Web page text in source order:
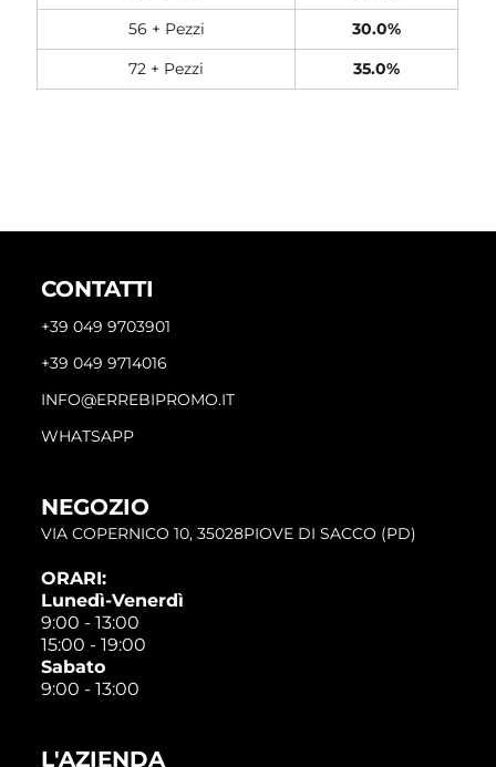
56 + Pezzi
30.0%
72 + Pezzi
35.0%
CONTATTI
+39 049 9703901
+39 049 9714016
INFO@ERREBIPROMO.IT
WHATSAPP
NEGOZIO
VIA COPERNICO 10, 35028PIOVE DI SACCO (PD)
ORARI:
Lunedì-Venerdì
9:00 - 13:00
15:00 - 19:00
Sabato
9:00 - 13:00
L'AZIENDA